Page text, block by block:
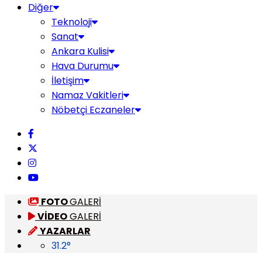
Diğer
Teknoloji
Sanat
Ankara Kulisi
Hava Durumu
İletişim
Namaz Vakitleri
Nöbetçi Eczaneler
FOTOGALERİ
VİDEOGALERİ
YAZARLAR
31.2°